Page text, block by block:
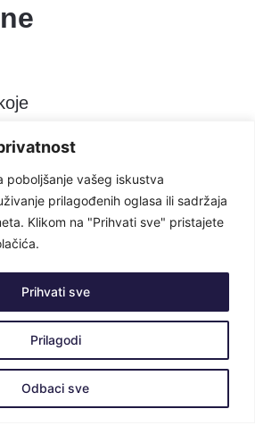
poboljšanje vašeg iskustva
prilagođenih oglasa ili sadržaja
Klikom na "Prihvati sve" pristajete
Prilagodi
Odbaci sve
Prihvati sve
ovo radio?